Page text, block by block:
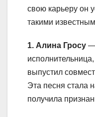
свою карьеру он
такими
1. Алина Гросу —
выпустил
Эта песня стала
получила